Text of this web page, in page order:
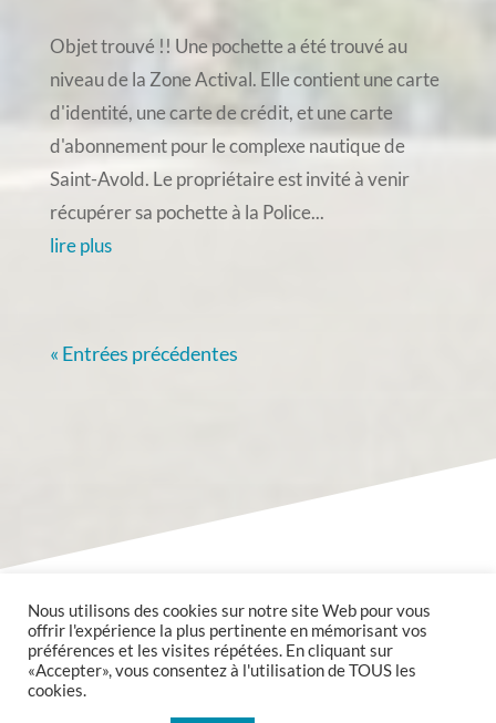
Objet trouvé !! Une pochette a été trouvé au
niveau de la Zone Actival. Elle contient une carte
d'identité, une carte de crédit, et une carte
d'abonnement pour le complexe nautique de
Saint-Avold. Le propriétaire est invité à venir
récupérer sa pochette à la Police...
lire plus
« Entrées précédentes
Copyright @2020 Mairie de Valmont tous droits réservés.
Nous utilisons des cookies sur notre site Web pour vous
offrir l'expérience la plus pertinente en mémorisant vos
préférences et les visites répétées. En cliquant sur
«Accepter», vous consentez à l'utilisation de TOUS les
cookies.